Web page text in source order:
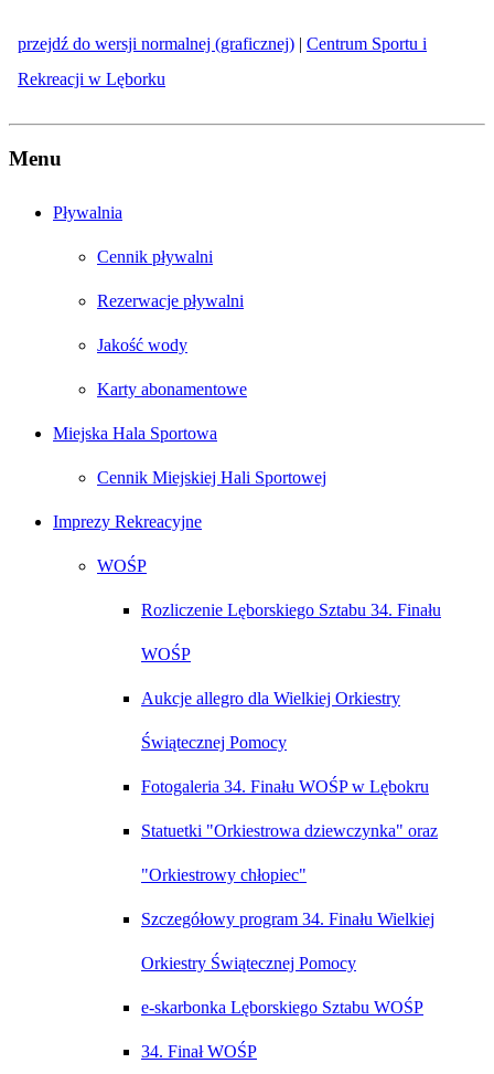
przejdź do wersji normalnej (graficznej) | Centrum Sportu i
Rekreacji w Lęborku
Menu
Pływalnia
Cennik pływalni
Rezerwacje pływalni
Jakość wody
Karty abonamentowe
Miejska Hala Sportowa
Cennik Miejskiej Hali Sportowej
Imprezy Rekreacyjne
WOŚP
Rozliczenie Lęborskiego Sztabu 34. Finału
WOŚP
Aukcje allegro dla Wielkiej Orkiestry
Świątecznej Pomocy
Fotogaleria 34. Finału WOŚP w Lębokru
Statuetki "Orkiestrowa dziewczynka" oraz
"Orkiestrowy chłopiec"
Szczegółowy program 34. Finału Wielkiej
Orkiestry Świątecznej Pomocy
e-skarbonka Lęborskiego Sztabu WOŚP
34. Finał WOŚP